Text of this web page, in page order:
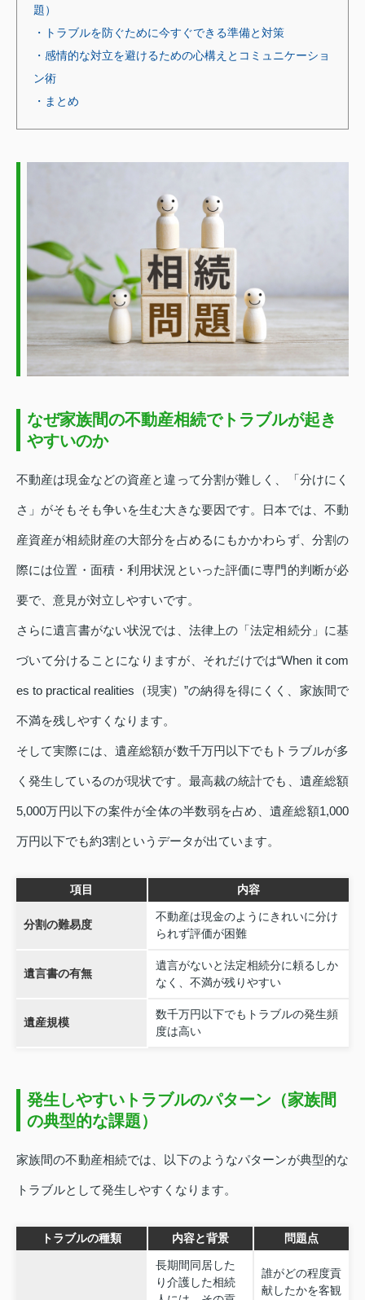
題）
・トラブルを防ぐために今すぐできる準備と対策
・感情的な対立を避けるための心構えとコミュニケーショ
ン術
・まとめ
なぜ家族間の不動産相続でトラブルが起き
やすいのか
不動産は現金などの資産と違って分割が難しく、「分けにく
さ」がそもそも争いを生む大きな要因です。日本では、不動
産資産が相続財産の大部分を占めるにもかかわらず、分割の
際には位置・面積・利用状況といった評価に専門的判断が必
要で、意見が対立しやすいです。
さらに遺言書がない状況では、法律上の「法定相続分」に基
づいて分けることになりますが、それだけでは“When it com
es to practical realities（現実）”の納得を得にくく、家族間で
不満を残しやすくなります。
そして実際には、遺産総額が数千万円以下でもトラブルが多
く発生しているのが現状です。最高裁の統計でも、遺産総額
5,000万円以下の案件が全体の半数弱を占め、遺産総額1,000
万円以下でも約3割というデータが出ています。
項目 内容
分割の難易度
不動産は現金のようにきれいに分け
られず評価が困難
遺言書の有無
遺言がないと法定相続分に頼るしか
なく、不満が残りやすい
遺産規模
数千万円以下でもトラブルの発生頻
度は高い
発生しやすいトラブルのパターン（家族間
の典型的な課題）
家族間の不動産相続では、以下のようなパターンが典型的な
トラブルとして発生しやすくなります。
トラブルの種類 内容と背景 問題点
長期間同居した
り介護した相続
誰がどの程度貢
献したかを客観